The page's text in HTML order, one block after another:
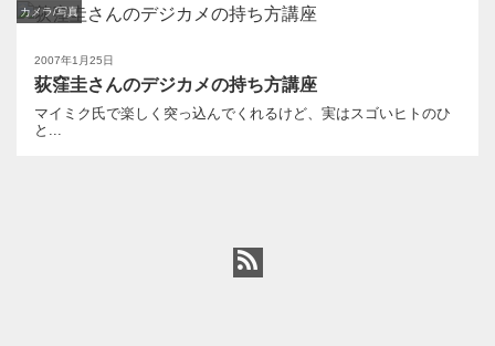
2007年1月25日
カメラ/写真
荻窪圭さんのデジカメの持ち方講座
マイミク氏で楽しく突っ込んでくれるけど、実はスゴいヒトのひ
と...